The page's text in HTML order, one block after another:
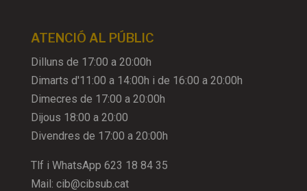
ATENCIÓ AL PÚBLIC
Dilluns de 17:00 a 20:00h
Dimarts d'11:00 a 14:00h i de 16:00 a 20:00h
Dimecres de 17:00 a 20:00h
Dijous 18:00 a 20:00
Divendres de 17:00 a 20:00h
Tlf i WhatsApp 623 18 84 35
Mail: cib@cibsub.cat